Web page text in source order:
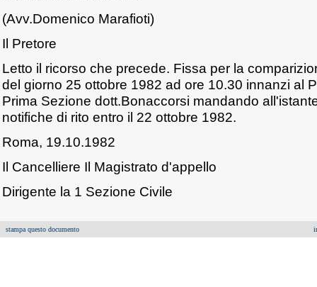
(Avv.Domenico Marafioti)
Il Pretore
Letto il ricorso che precede. Fissa per la
del giorno 25 ottobre 1982 ad ore 10.30 innanzi al
Prima Sezione dott.Bonaccorsi mandando
notifiche di rito entro il 22 ottobre 1982.
Roma, 19.10.1982
Il Cancelliere Il Magistrato d'appello
Dirigente la 1 Sezione Civile
stampa questo documento